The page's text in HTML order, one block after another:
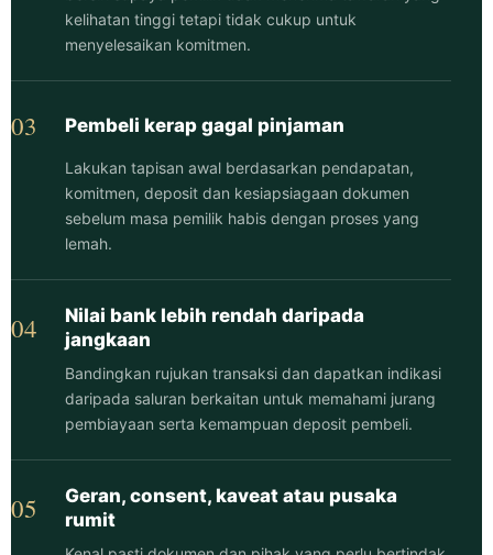
kelihatan tinggi tetapi tidak cukup untuk
menyelesaikan komitmen.
03 Pembeli kerap gagal pinjaman
Lakukan tapisan awal berdasarkan pendapatan,
komitmen, deposit dan kesiapsiagaan dokumen
sebelum masa pemilik habis dengan proses yang
lemah.
04
Nilai bank lebih rendah daripada
jangkaan
Bandingkan rujukan transaksi dan dapatkan indikasi
daripada saluran berkaitan untuk memahami jurang
pembiayaan serta kemampuan deposit pembeli.
05
Geran, consent, kaveat atau pusaka
rumit